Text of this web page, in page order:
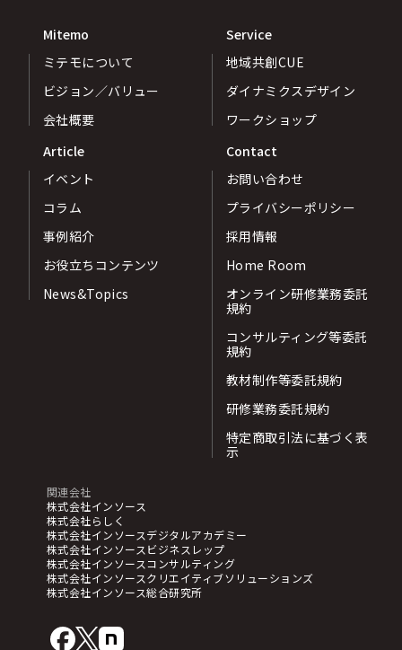
Mitemo
ミテモについて
ビジョン／バリュー
会社概要
Service
地域共創CUE
ダイナミクスデザイン
ワークショップ
Article
イベント
コラム
事例紹介
お役立ちコンテンツ
News&Topics
Contact
お問い合わせ
プライバシーポリシー
採用情報
Home Room
オンライン研修業務委託
規約
コンサルティング等委託
規約
教材制作等委託規約
研修業務委託規約
特定商取引法に基づく表
示
関連会社
株式会社インソース
株式会社らしく
株式会社インソースデジタルアカデミー
株式会社インソースビジネスレップ
株式会社インソースコンサルティング
株式会社インソースクリエイティブソリューションズ
株式会社インソース総合研究所